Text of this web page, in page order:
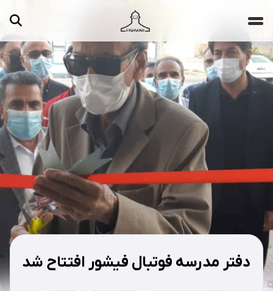
مقالات تصاویر
ویدیوها دسته‌بندی‌ها
جستجو ...
دفتر مدرسه فوتبال فیشور افتتاح شد